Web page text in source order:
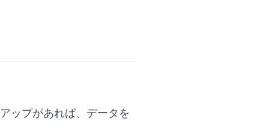
ップがあれば、データを